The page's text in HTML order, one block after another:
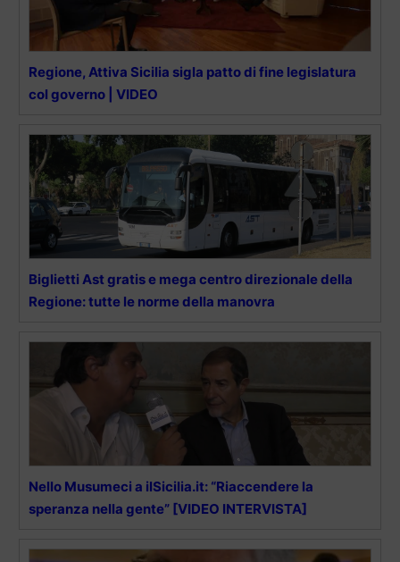
Regione, Attiva Sicilia sigla patto di fine legislatura
col governo | VIDEO
Biglietti Ast gratis e mega centro direzionale della
Regione: tutte le norme della manovra
Nello Musumeci a ilSicilia.it: “Riaccendere la
speranza nella gente” [VIDEO INTERVISTA]